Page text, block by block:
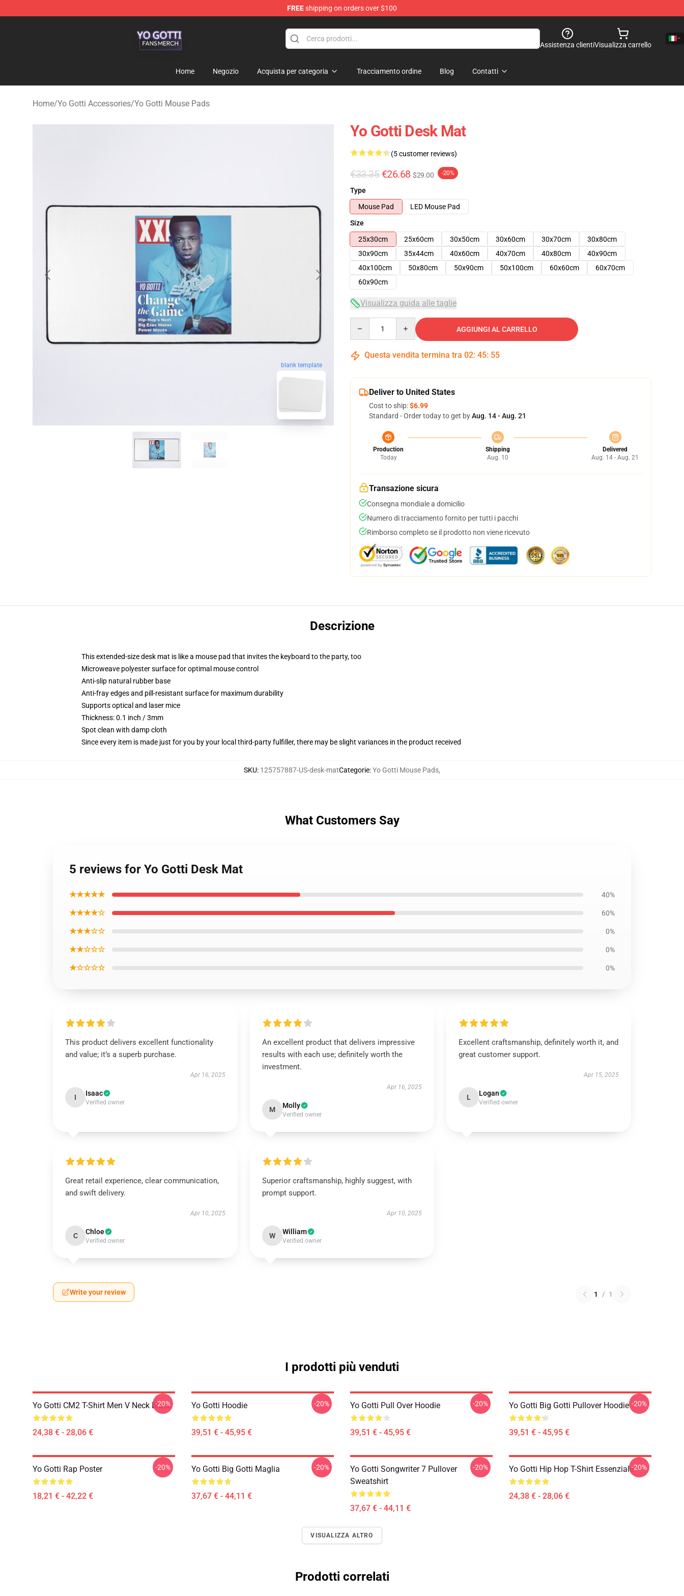
FREEshipping on orders over $100
Assistenza clientiVisualizza carrello
Home Negozio Acquista per categoria Tracciamento ordine Blog Contatti
Home/Yo Gotti Accessories/Yo Gotti Mouse Pads
blank template
Yo Gotti Desk Mat
(5 customer reviews)
€33.35 €26.68 $29.00 -20%
Type
Mouse Pad
LED Mouse Pad
Size
25x30cm
25x60cm 30x50cm 30x60cm 30x70cm
30x80cm
30x90cm
35x44cm 40x60cm 40x70cm 40x80cm
40x90cm
40x100cm
50x80cm 50x90cm 50x100cm 60x60cm
60x70cm
60x90cm
Visualizza guida alle taglie
AGGIUNGI AL CARRELLO
Questa vendita termina tra 02: 45: 54
Deliver to United States
Cost to ship:$6.99
Standard - Order today to get byAug. 14 - Aug. 21
Production
Today
Shipping
Aug. 10
Delivered
Aug. 14 - Aug. 21
Transazione sicura
Consegna mondiale a domicilio
Numero di tracciamento fornito per tutti i pacchi
Rimborso completo se il prodotto non viene ricevuto
Descrizione
This extended-size desk mat is like a mouse pad that invites the keyboard to the party, too
Microweave polyester surface for optimal mouse control
Anti-slip natural rubber base
Anti-fray edges and pill-resistant surface for maximum durability
Supports optical and laser mice
Thickness: 0.1 inch / 3mm
Spot clean with damp cloth
Since every item is made just for you by your local third-party fulfiller, there may be slight variances in the product received
SKU: 125757887-US-desk-matCategorie:Yo Gotti Mouse Pads,
What Customers Say
5 reviews for Yo Gotti Desk Mat
★★★★★ 40%
★★★★☆ 60%
★★★☆☆ 0%
★★☆☆☆ 0%
★☆☆☆☆ 0%
This product delivers excellent functionality
and value; it’s a superb purchase.
Apr 16, 2025
I Isaac
Verified owner
An excellent product that delivers impressive
results with each use; definitely worth the
investment.
Apr 16, 2025
M Molly
Verified owner
Excellent craftsmanship, definitely worth it, and
great customer support.
Apr 15, 2025
L Logan
Verified owner
Great retail experience, clear communication,
and swift delivery.
Apr 10, 2025
C Chloe
Verified owner
Superior craftsmanship, highly suggest, with
prompt support.
Apr 10, 2025
W William
Verified owner
Write your review 1 / 1
I prodotti più venduti
Yo Gotti CM2 T-Shirt Men V Neck Black
24,38 € - 28,06 €
-20% Yo Gotti Hoodie
39,51 € - 45,95 €
-20% Yo Gotti Pull Over Hoodie
39,51 € - 45,95 €
-20% Yo Gotti Big Gotti Pullover Hoodie
39,51 € - 45,95 €
-20%
Yo Gotti Rap Poster
18,21 € - 42,22 €
-20% Yo Gotti Big Gotti Maglia
37,67 € - 44,11 €
-20%
Yo Gotti Songwriter 7 Pullover
Sweatshirt
37,67 € - 44,11 €
-20% Yo Gotti Hip Hop T-Shirt Essenziale
24,38 € - 28,06 €
-20%
VISUALIZZA ALTRO
Prodotti correlati